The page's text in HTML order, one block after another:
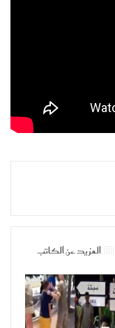
المزيد عن الكاتب